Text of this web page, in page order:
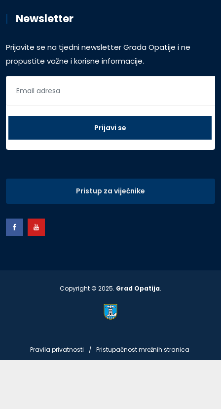
Newsletter
Prijavite se na tjedni newsletter Grada Opatije i ne
propustite važne i korisne informacije.
Pristup za vijećnike
Copyright © 2025. Grad Opatija.
Pravila privatnosti Pristupačnost mrežnih stranica